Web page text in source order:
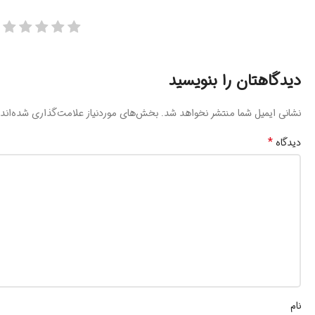
دیدگاهتان را بنویسید
نشانی ایمیل شما منتشر نخواهد شد. بخش‌های موردنیاز علامت‌گذاری
دیدگاه*
نام